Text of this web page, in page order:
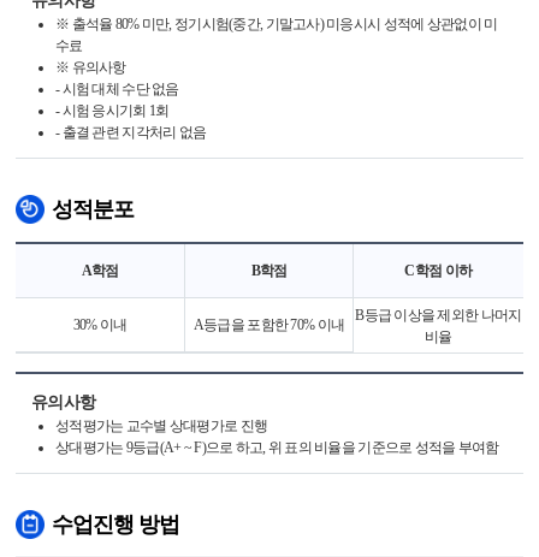
※ 출석율 80% 미만, 정기시험(중간, 기말고사) 미응시시 성적에 상관없이 미
수료
※ 유의사항
- 시험 대체 수단 없음
- 시험 응시기회 1회
- 출결 관련 지각처리 없음
성적분포
A학점
30% 이내
B학점
A등급을 포함한 70% 이내
C학점 이하
B등급 이상을 제외한 나머지
비율
유의사항
성적평가는 교수별 상대평가로 진행
상대평가는 9등급(A+ ~ F)으로 하고, 위 표의 비율을 기준으로 성적을 부여함
수업진행 방법